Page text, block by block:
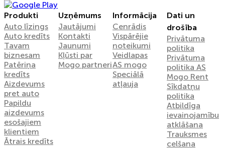
Produkti
Auto līzings
Auto kredīts
Tavam
biznesam
Patēriņa
kredīts
Aizdevums
pret auto
Papildu
aizdevums
esošajiem
klientiem
Ātrais kredīts
Uzņēmums
Jautājumi
Kontakti
Jaunumi
Kļūsti par
Mogo partneri
Informācija
Cenrādis
Vispārējie
noteikumi
Veidlapas
AS mogo
Speciālā
atļauja
Dati un
drošība
Privātuma
politika
Privātuma
politika AS
Mogo Rent
Sīkdatņu
politika
Atbildīga
ievainojamību
atklāšana
Trauksmes
celšana